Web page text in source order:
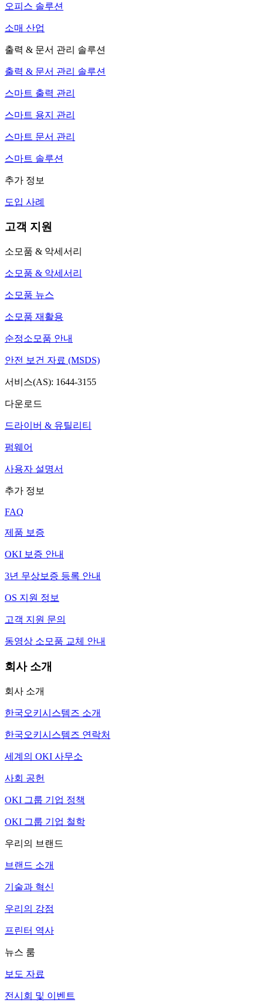
오피스 솔루션
소매 산업
출력 & 문서 관리 솔루션
출력 & 문서 관리 솔루션
스마트 출력 관리
스마트 용지 관리
스마트 문서 관리
스마트 솔루션
추가 정보
도입 사례
고객 지원
소모품 & 악세서리
소모품 & 악세서리
소모품 뉴스
소모품 재활용
순정소모품 안내
안전 보건 자료 (MSDS)
서비스(AS): 1644-3155
다운로드
드라이버 & 유틸리티
펌웨어
사용자 설명서
추가 정보
FAQ
제품 보증
OKI 보증 안내
3년 무상보증 등록 안내
OS 지원 정보
고객 지원 문의
동영상 소모품 교체 안내
회사 소개
회사 소개
한국오키시스템즈 소개
한국오키시스템즈 연락처
세계의 OKI 사무소
사회 공헌
OKI 그룹 기업 정책
OKI 그룹 기업 철학
우리의 브랜드
브랜드 소개
기술과 혁신
우리의 강점
프린터 역사
뉴스 룸
보도 자료
전시회 및 이벤트